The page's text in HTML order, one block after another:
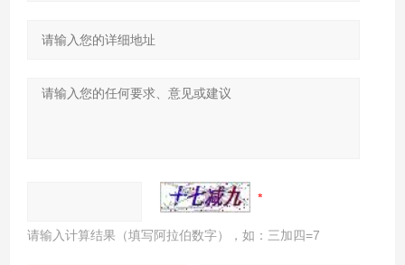
请输入计算结果（填写阿拉伯数字），如：三加四=7